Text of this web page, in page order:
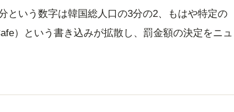
という数字は韓国総人口の3分の2、もはや特定の
）という書き込みが拡散し、罰金額の決定をニュ